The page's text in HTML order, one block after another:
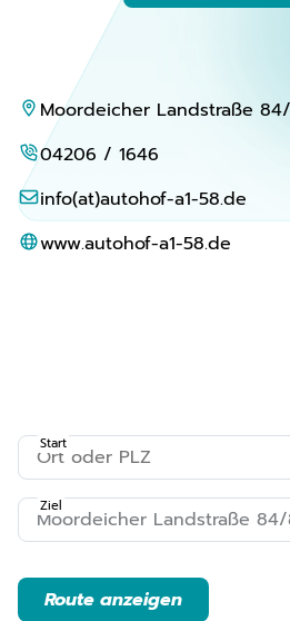
Moordeicher Landstraße
04206 / 1646
info(at)autohof-a1-58.de
www.autohof-a1-58.de
Start
Ziel
Route anzeigen